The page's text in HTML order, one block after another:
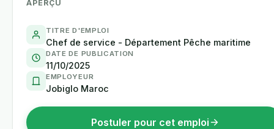
APERÇU
TITRE D'EMPLOI
Chef de service - Département Pêche maritime
DATE DE PUBLICATION
11/10/2025
EMPLOYEUR
Jobiglo Maroc
Postuler pour cet emploi